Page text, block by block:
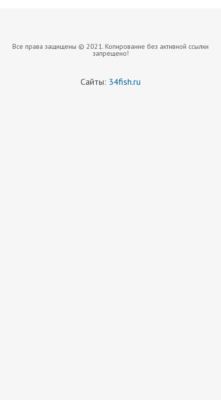
Все права защищены © 2021. Копирование без активной ссылки
запрещено!
Сайты: 34fish.ru